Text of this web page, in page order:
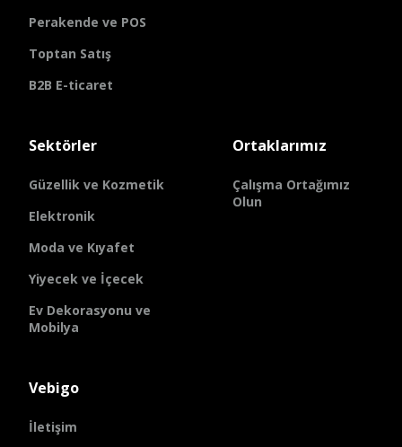
Perakende ve POS
Toptan Satış
B2B E-ticaret
Sektörler
Güzellik ve Kozmetik
Elektronik
Moda ve Kıyafet
Yiyecek ve İçecek
Ev Dekorasyonu ve
Mobilya
Ortaklarımız
Çalışma Ortağımız
Olun
Vebigo
İletişim